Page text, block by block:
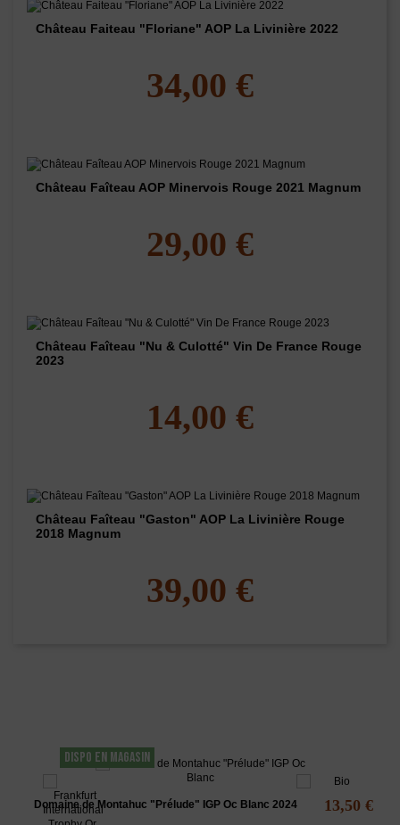
Château Faiteau "Floriane" AOP La Livinière 2022
34,00 €
Château Faîteau AOP Minervois Rouge 2021 Magnum
29,00 €
Château Faîteau "Nu & Culotté" Vin De France Rouge
2023
14,00 €
Château Faîteau "Gaston" AOP La Livinière Rouge
2018 Magnum
39,00 €
DISPO EN MAGASIN
Domaine de Montahuc "Prélude" IGP Oc Blanc 2024 13,50 €